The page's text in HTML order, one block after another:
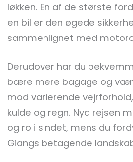
løkken. En af de største
en bil er den øgede
sammenlignet med
Derudover har du
bære mere bagage og
mod varierende
kulde og regn. Nyd rejsen
og ro i sindet, mens du
Giangs betagende